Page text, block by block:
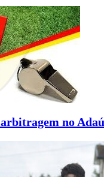
no